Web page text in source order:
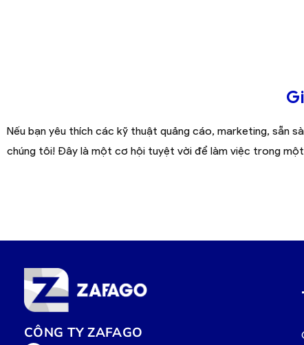
Nếu bạn yêu thích các kỹ thuật quảng cáo, marketing, sẵn
chúng tôi! Đây là một cơ hội tuyệt vời để làm việc trong
CÔNG TY ZAFAGO